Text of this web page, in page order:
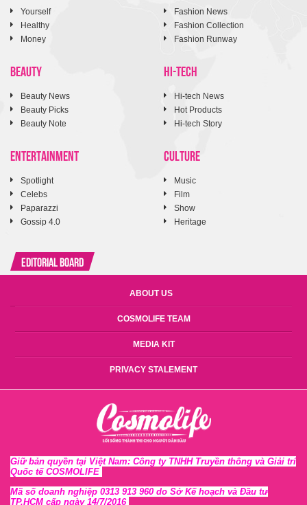
Yourself
Healthy
Money
Fashion News
Fashion Collection
Fashion Runway
BEAUTY
Beauty News
Beauty Picks
Beauty Note
HI-TECH
Hi-tech News
Hot Products
Hi-tech Story
ENTERTAINMENT
Spotlight
Celebs
Paparazzi
Gossip 4.0
CULTURE
Music
Film
Show
Heritage
Editorial Board
ABOUT US
COSMOLIFE TEAM
MEDIA KIT
PRIVACY STALEMENT
Giữ bản quyền tại Việt Nam: Công ty TNHH Truyền thông và Giải trí
Quốc tế COSMOLIFE
Mã số doanh nghiệp 0313 913 960 do Sở Kế hoạch và Đầu tư
TP.HCM cấp ngày 14/7/2016